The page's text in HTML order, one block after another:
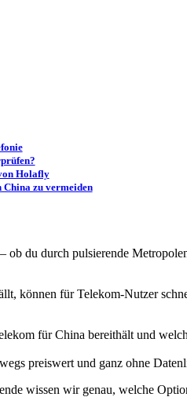
Holafly
zu vermeiden
du durch pulsierende
können für Telekom-Nutzer
für China bereithält und
preiswert und ganz ohne
wissen wir genau, welche